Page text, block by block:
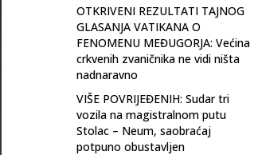
OTKRIVENI REZULTATI TAJNOG
GLASANJA VATIKANA O
FENOMENU MEĐUGORJA: Većina
crkvenih zvaničnika ne vidi ništa
nadnaravno
VIŠE POVRIJEĐENIH: Sudar tri
vozila na magistralnom putu
Stolac – Neum, saobraćaj
potpuno obustavljen